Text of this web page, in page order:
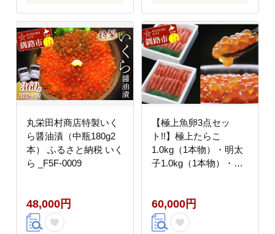
丸栄田村商店特製いく
ら醤油漬（中瓶180g2
本） ふるさと納税 いく
ら _F5F-0009
48,000円
【極上魚卵3点セッ
ト!!】極上たらこ
1.0kg（1本物）・明太
子1.0kg（1本物）・い
60,000円